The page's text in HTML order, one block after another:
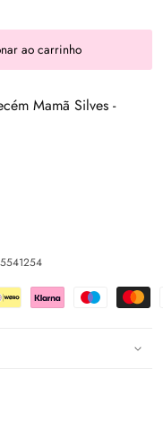
ao carrinho
Mamã Silves -